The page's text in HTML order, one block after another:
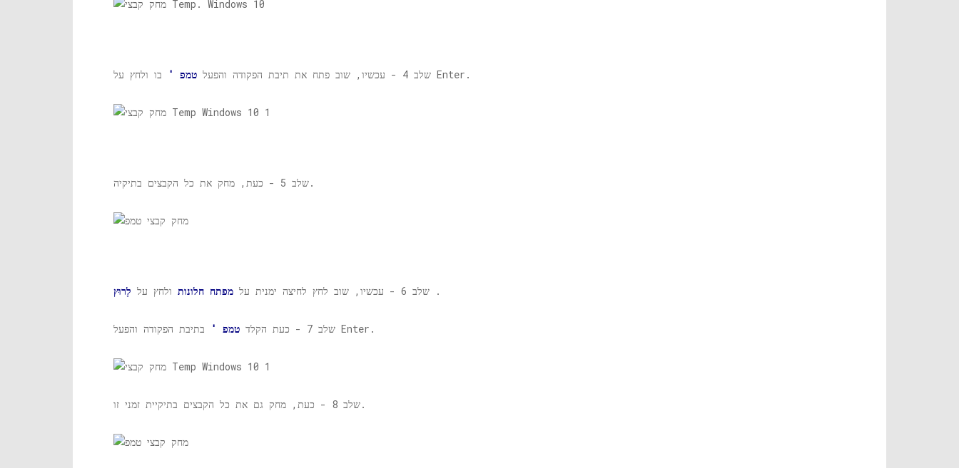
שלב 4 - עכשיו, שוב פתח את תיבת הפקודה והפעל טמפ ' בו ולחץ על Enter.
שלב 5 - כעת, מחק את כל הקבצים בתיקיה.
שלב 6 - עכשיו, שוב לחץ לחיצה ימנית על מפתח חלונות ולחץ על לָרוּץ .
שלב 7 - כעת הקלד טמפ ' בתיבת הפקודה והפעל Enter.
שלב 8 - כעת, מחק גם את כל הקבצים בתיקיית זמני זו.